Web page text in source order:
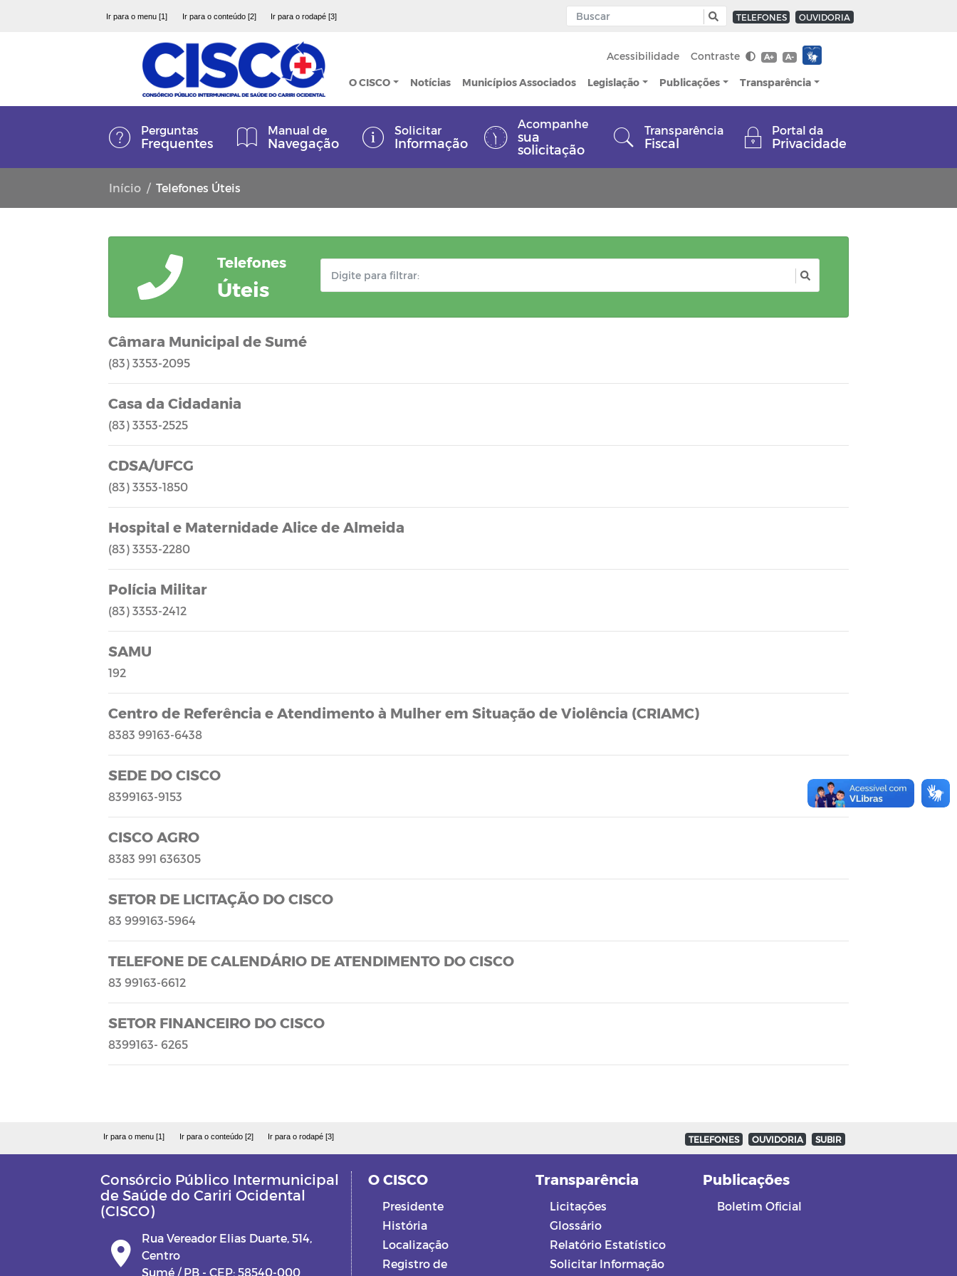
Ir para o menu [1] Ir para o conteúdo [2] Ir para o rodapé [3] TELEFONES OUVIDORIA
Acessibilidade Contraste A+ A-
O CISCO Notícias Municípios Associados Legislação Publicações Transparência
Perguntas
Frequentes
Manual de
Navegação
Solicitar
Informação
Acompanhe
sua
solicitação
Transparência
Fiscal
Portal da
Privacidade
Início Telefones Úteis
Telefones
Úteis
Câmara Municipal de Sumé
(83) 3353-2095
Casa da Cidadania
(83) 3353-2525
CDSA/UFCG
(83) 3353-1850
Hospital e Maternidade Alice de Almeida
(83) 3353-2280
Polícia Militar
(83) 3353-2412
SAMU
192
Centro de Referência e Atendimento à Mulher em Situação de Violência (CRIAMC)
8383 99163-6438
SEDE DO CISCO
8399163-9153
CISCO AGRO
8383 991 636305
SETOR DE LICITAÇÃO DO CISCO
83 999163-5964
TELEFONE DE CALENDÁRIO DE ATENDIMENTO DO CISCO
83 99163-6612
SETOR FINANCEIRO DO CISCO
8399163- 6265
Ir para o menu [1] Ir para o conteúdo [2] Ir para o rodapé [3] TELEFONES OUVIDORIA SUBIR
Consórcio Público Intermunicipal
de Saúde do Cariri Ocidental
(CISCO)
Rua Vereador Elias Duarte, 514,
Centro
Sumé / PB - CEP: 58540-000
O CISCO
Presidente
História
Localização
Registro de
Transparência
Licitações
Glossário
Relatório Estatístico
Solicitar Informação
Publicações
Boletim Oficial